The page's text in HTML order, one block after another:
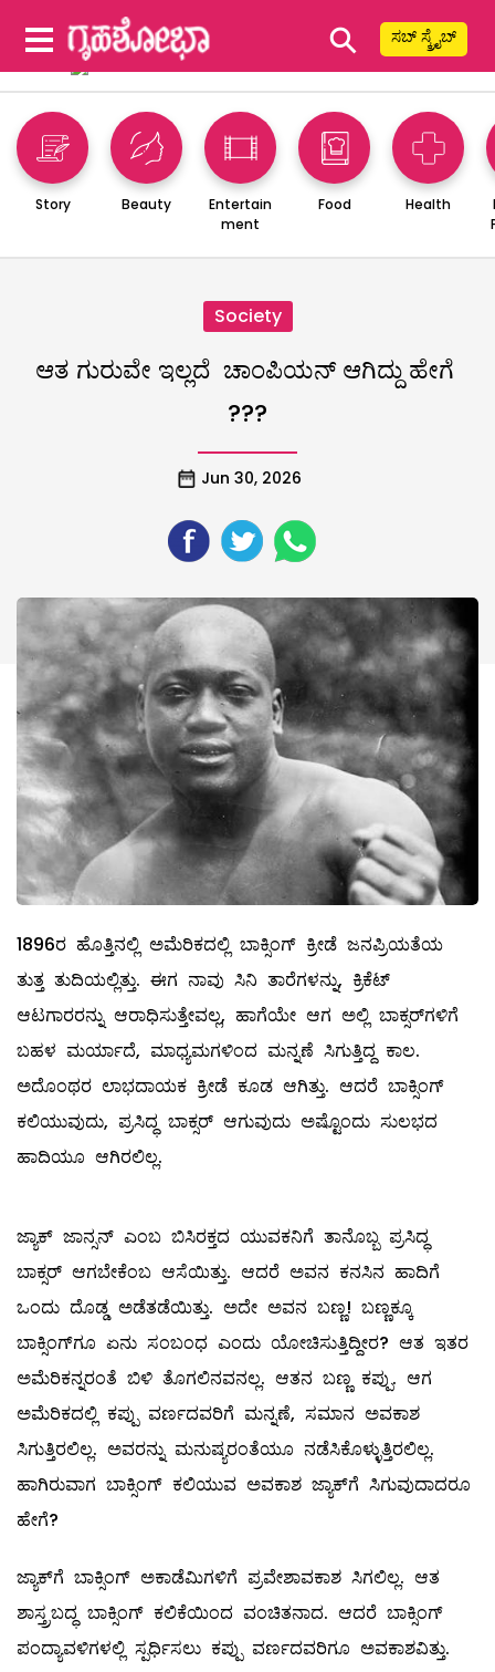
⚲ ಸಬ್ ಸ್ಕ್ರೈಬ್
Story Beauty
Entertain
ment
Food Health
Society
ಆತ ಗುರುವೇ ಇಲ್ಲದೆ ಚಾಂಪಿಯನ್ ಆಗಿದ್ದು ಹೇಗೆ
???
Jun 30, 2026
1896ರ ಹೊತ್ತಿನಲ್ಲಿ ಅಮೆರಿಕದಲ್ಲಿ ಬಾಕ್ಸಿಂಗ್ ಕ್ರೀಡೆ ಜನಪ್ರಿಯತೆಯ
ತುತ್ತ ತುದಿಯಲ್ಲಿತ್ತು. ಈಗ ನಾವು ಸಿನಿ ತಾರೆಗಳನ್ನು, ಕ್ರಿಕೆಟ್
ಆಟಗಾರರನ್ನು ಆರಾಧಿಸುತ್ತೇವಲ್ಲ, ಹಾಗೆಯೇ ಆಗ ಅಲ್ಲಿ ಬಾಕ್ಸರ್‌ಗಳಿಗೆ
ಬಹಳ ಮರ್ಯಾದೆ, ಮಾಧ್ಯಮಗಳಿಂದ ಮನ್ನಣೆ ಸಿಗುತ್ತಿದ್ದ ಕಾಲ.
ಅದೊಂಥರ ಲಾಭದಾಯಕ ಕ್ರೀಡೆ ಕೂಡ ಆಗಿತ್ತು. ಆದರೆ ಬಾಕ್ಸಿಂಗ್
ಕಲಿಯುವುದು, ಪ್ರಸಿದ್ಧ ಬಾಕ್ಸರ್ ಆಗುವುದು ಅಷ್ಟೊಂದು ಸುಲಭದ
ಹಾದಿಯೂ ಆಗಿರಲಿಲ್ಲ.
ಜ್ಯಾಕ್ ಜಾನ್ಸನ್ ಎಂಬ ಬಿಸಿರಕ್ತದ ಯುವಕನಿಗೆ ತಾನೊಬ್ಬ ಪ್ರಸಿದ್ಧ
ಬಾಕ್ಸರ್ ಆಗಬೇಕೆಂಬ ಆಸೆಯಿತ್ತು. ಆದರೆ ಅವನ ಕನಸಿನ ಹಾದಿಗೆ
ಒಂದು ದೊಡ್ಡ ಅಡೆತಡೆಯಿತ್ತು. ಅದೇ ಅವನ ಬಣ್ಣ! ಬಣ್ಣಕ್ಕೂ
ಬಾಕ್ಸಿಂಗ್‌ಗೂ ಏನು ಸಂಬಂಧ ಎಂದು ಯೋಚಿಸುತ್ತಿದ್ದೀರ? ಆತ ಇತರ
ಅಮೆರಿಕನ್ನರಂತೆ ಬಿಳಿ ತೊಗಲಿನವನಲ್ಲ. ಆತನ ಬಣ್ಣ ಕಪ್ಪು. ಆಗ
ಅಮೆರಿಕದಲ್ಲಿ ಕಪ್ಪು ವರ್ಣದವರಿಗೆ ಮನ್ನಣೆ, ಸಮಾನ ಅವಕಾಶ
ಸಿಗುತ್ತಿರಲಿಲ್ಲ. ಅವರನ್ನು ಮನುಷ್ಯರಂತೆಯೂ ನಡೆಸಿಕೊಳ್ಳುತ್ತಿರಲಿಲ್ಲ.
ಹಾಗಿರುವಾಗ ಬಾಕ್ಸಿಂಗ್ ಕಲಿಯುವ ಅವಕಾಶ ಜ್ಯಾಕ್‌ಗೆ ಸಿಗುವುದಾದರೂ
ಹೇಗೆ?
ಜ್ಯಾಕ್‌ಗೆ ಬಾಕ್ಸಿಂಗ್ ಅಕಾಡೆಮಿಗಳಿಗೆ ಪ್ರವೇಶಾವಕಾಶ ಸಿಗಲಿಲ್ಲ. ಆತ
ಶಾಸ್ತ್ರಬದ್ಧ ಬಾಕ್ಸಿಂಗ್ ಕಲಿಕೆಯಿಂದ ವಂಚಿತನಾದ. ಆದರೆ ಬಾಕ್ಸಿಂಗ್
ಪಂದ್ಯಾವಳಿಗಳಲ್ಲಿ ಸ್ಪರ್ಧಿಸಲು ಕಪ್ಪು ವರ್ಣದವರಿಗೂ ಅವಕಾಶವಿತ್ತು.